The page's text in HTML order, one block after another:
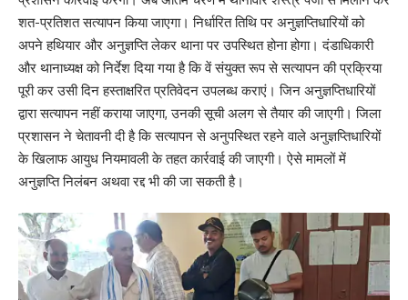
शत-प्रतिशत सत्यापन किया जाएगा। निर्धारित तिथि पर अनुज्ञप्तिधारियों को
अपने हथियार और अनुज्ञप्ति लेकर थाना पर उपस्थित होना होगा। दंडाधिकारी
और थानाध्यक्ष को निर्देश दिया गया है कि वें संयुक्त रूप से सत्यापन की प्रक्रिया
पूरी कर उसी दिन हस्ताक्षरित प्रतिवेदन उपलब्ध कराएं। जिन अनुज्ञप्तिधारियों
द्वारा सत्यापन नहीं कराया जाएगा, उनकी सूची अलग से तैयार की जाएगी। जिला
प्रशासन ने चेतावनी दी है कि सत्यापन से अनुपस्थित रहने वाले अनुज्ञप्तिधारियों
के खिलाफ आयुध नियमावली के तहत कार्रवाई की जाएगी। ऐसे मामलों में
अनुज्ञप्ति निलंबन अथवा रद्द भी की जा सकती है।